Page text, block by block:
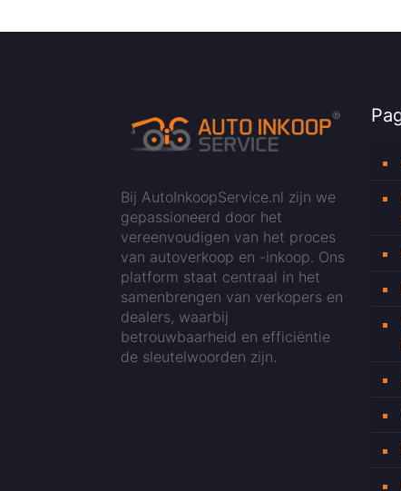
Bij AutoInkoopService.nl zijn we
gepassioneerd door het
vereenvoudigen van het proces
van autoverkoop en -inkoop. Ons
platform staat centraal in het
samenbrengen van verkopers en
dealers, waarbij
betrouwbaarheid en efficiëntie
de sleutelwoorden zijn.